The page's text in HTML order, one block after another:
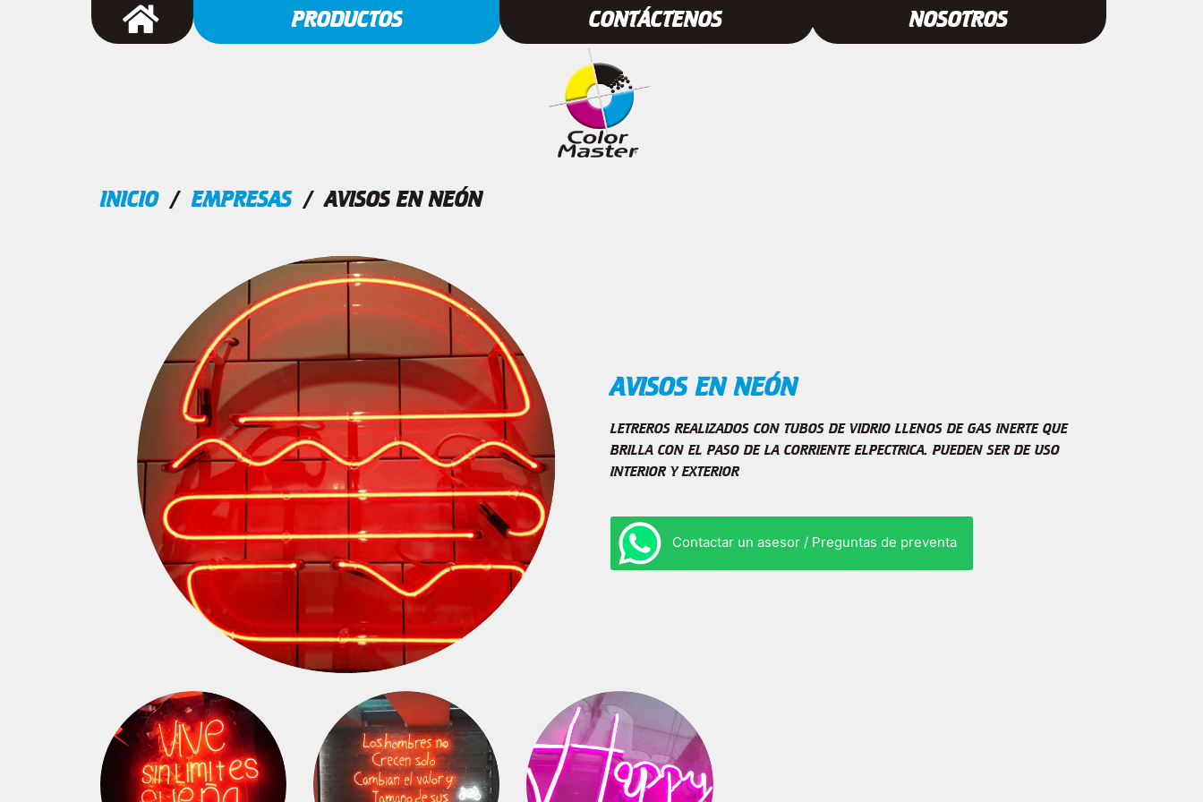
PRODUCTOS CONTÁCTENOS NOSOTROS
INICIO/EMPRESAS / AVISOS EN NEÓN
AVISOS EN NEÓN
LETREROS REALIZADOS CON TUBOS DE VIDRIO LLENOS DE GAS INERTE QUE
BRILLA CON EL PASO DE LA CORRIENTE ELPECTRICA. PUEDEN SER DE USO
INTERIOR Y EXTERIOR
Contactar un asesor / Preguntas de preventa